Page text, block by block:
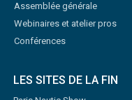
Assemblée générale
Webinaires et atelier pros
Conférences
LES SITES DE LA FIN